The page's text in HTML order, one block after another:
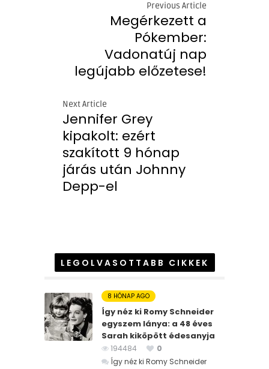
Previous Article
Megérkezett a
Pókember:
Vadonatúj nap
legújabb előzetese!
Next Article
Jennifer Grey
kipakolt: ezért
szakított 9 hónap
járás után Johnny
Depp-el
LEGOLVASOTTABB CIKKEK
8 HÓNAP AGO
Így néz ki Romy Schneider
egyszem lánya: a 48 éves
Sarah kiköpött édesanyja
194484
0
Így néz ki Romy Schneider